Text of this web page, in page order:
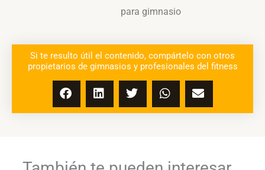
para gimnasio
Si te resulto útil el contenido, compártelo con otros
propietarios de gimnasios y profesionales del fitness